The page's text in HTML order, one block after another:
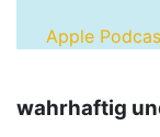
Apple
wahrhaftig